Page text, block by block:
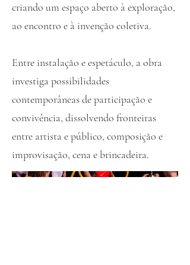
criando um espaço aberto à exploração,
ao encontro e à invenção coletiva.
Entre instalação e espetáculo, a obra
investiga possibilidades
contemporâneas de participação e
convivência, dissolvendo fronteiras
entre artista e público, composição e
improvisação, cena e brincadeira.